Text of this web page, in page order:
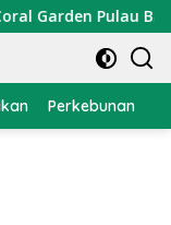
Pulau Barrang
Perkebunan